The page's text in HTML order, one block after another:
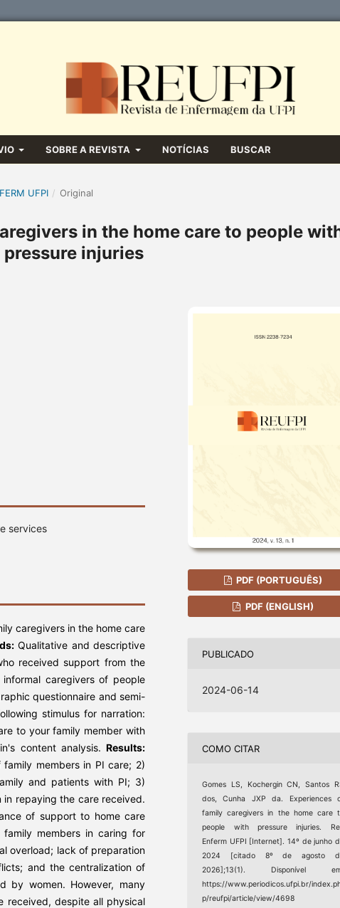
SOBRE A REVISTA NOTÍCIAS BUSCAR
UFPI / Original
in the home care to people
pressure injuries
services
caregivers in the home care
Qualitative and descriptive
received support from the
caregivers of people
questionnaire and semi-
stimulus for narration:
to your family member with
content analysis. Results:
members in PI care; 2)
and patients with PI; 3)
repaying the care received.
of support to home care
members in caring for
overload; lack of preparation
and the centralization of
by women. However, many
received, despite all physical
PDF (PORTUGUÊS)
PDF (ENGLISH)
PUBLICADO
2024-06-14
COMO CITAR
Gomes LS, Kochergin CN, Santos
dos, Cunha JXP da. Experiences
family caregivers in the home care
people with pressure injuries.
Enferm UFPI [Internet]. 14º de junho
2024 [citado 8º de agosto
2026];13(1). Disponível
https://www.periodicos.ufpi.br/
p/reufpi/article/view/4698